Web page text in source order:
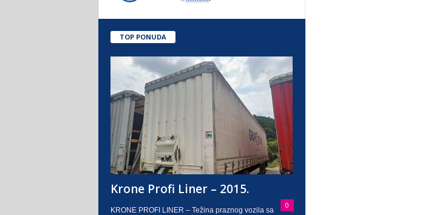
.
a
j
TOP PONUDA
Krone Profi Liner – 2015.
0
KRONE PROFI LINER – Težina praznog vozila sa